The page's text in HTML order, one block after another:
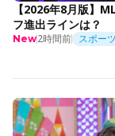
【2026年8月版】
フ進出ラインは？
New2時間前 スポーツ